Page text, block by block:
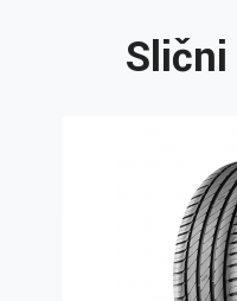
Slični